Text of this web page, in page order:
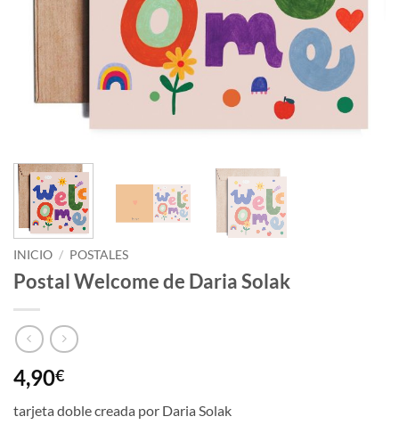
INICIO / POSTALES
Postal Welcome de Daria Solak
4,90€
tarjeta doble creada por Daria Solak